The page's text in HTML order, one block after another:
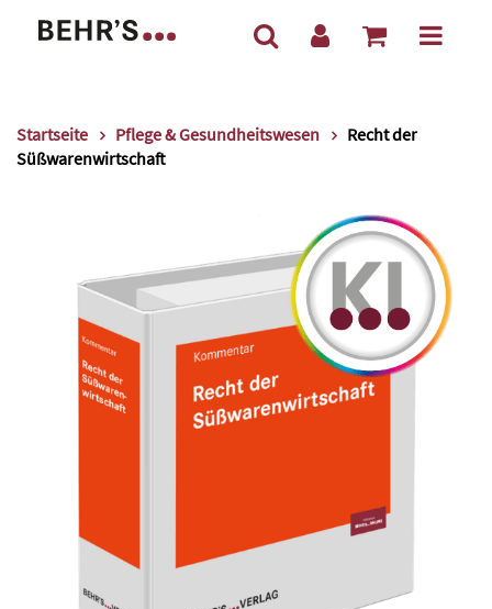
Startseite Pflege & Gesundheitswesen
Recht der
Süßwarenwirtschaft